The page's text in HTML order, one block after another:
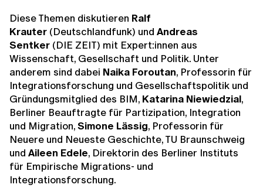
Diese Themen diskutieren Ralf
Krauter (Deutschlandfunk) und Andreas
Sentker (DIE ZEIT) mit Expert:innen aus
Wissenschaft, Gesellschaft und Politik. Unter
anderem sind dabei Naika Foroutan, Professorin für
Integrationsforschung und Gesellschaftspolitik und
Gründungsmitglied des BIM, Katarina Niewiedzial,
Berliner Beauftragte für Partizipation, Integration
und Migration,Simone Lässig, Professorin für
Neuere und Neueste Geschichte, TU Braunschweig
und Aileen Edele, Direktorin des Berliner Instituts
für Empirische Migrations- und
Integrationsforschung.